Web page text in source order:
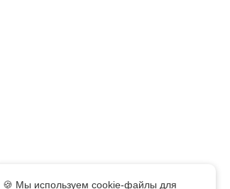
🍪 Мы используем cookie-файлы для